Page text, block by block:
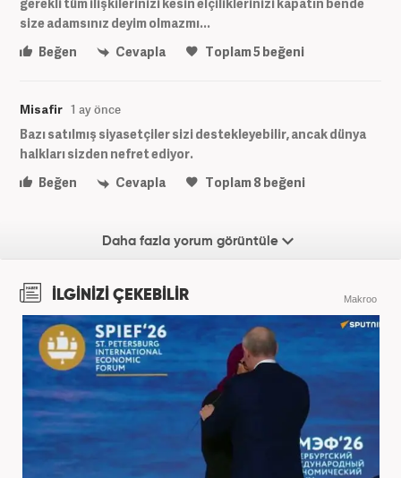
size adamsınız deyim olmazmı...
Beğen
Cevapla Toplam5beğeni
Misafir 1 ay önce
Bazı satılmış siyasetçiler sizi destekleyebilir, ancak dünya
halkları sizden nefret ediyor.
Beğen
Cevapla Toplam8beğeni
Daha fazla yorum görüntüle
İLGİNİZİ ÇEKEBİLİR Makroo